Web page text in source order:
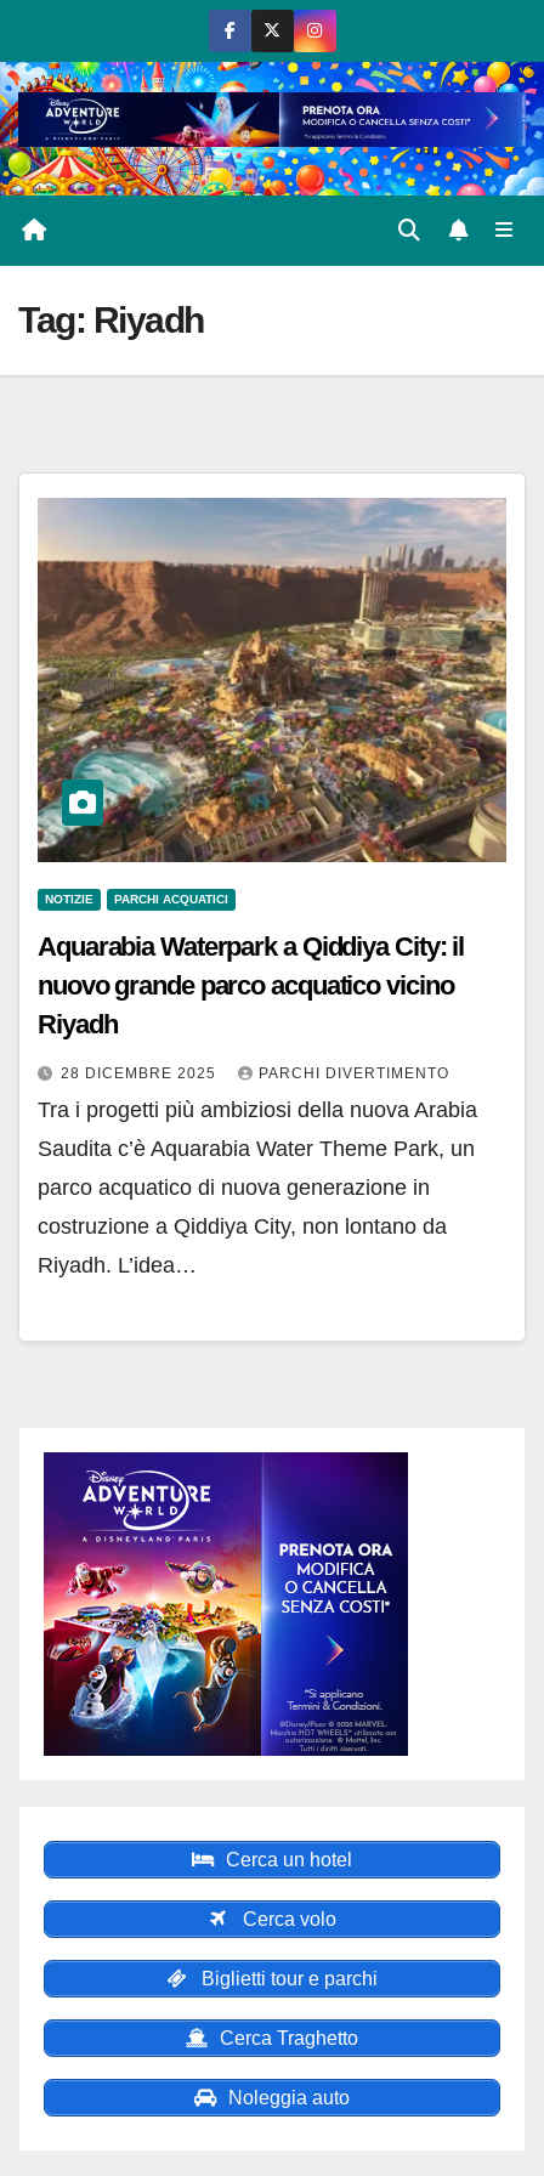
al
contenuto
Tag: Riyadh
NOTIZIE PARCHI ACQUATICI
Aquarabia Waterpark a Qiddiya City: il
nuovo grande parco acquatico vicino
Riyadh
28 DICEMBRE 2025 PARCHI DIVERTIMENTO
Tra i progetti più ambiziosi della nuova Arabia
Saudita c’è Aquarabia Water Theme Park, un
parco acquatico di nuova generazione in
costruzione a Qiddiya City, non lontano da
Riyadh. L’idea…
Cerca un hotel
Cerca volo
Biglietti tour e parchi
Cerca Traghetto
Noleggia auto